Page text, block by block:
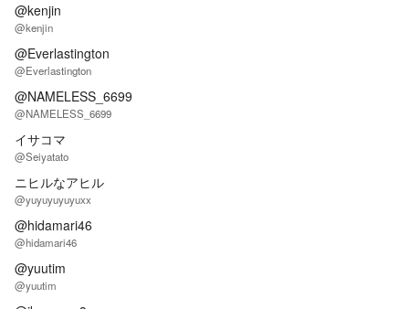
@kenjin
@kenjin
@Everlastington
@Everlastington
@NAMELESS_6699
@NAMELESS_6699
イサコマ
@Seiyatato
ニヒルなアヒル
@yuyuyuyuyuxx
@hidamari46
@hidamari46
@yuutim
@yuutim